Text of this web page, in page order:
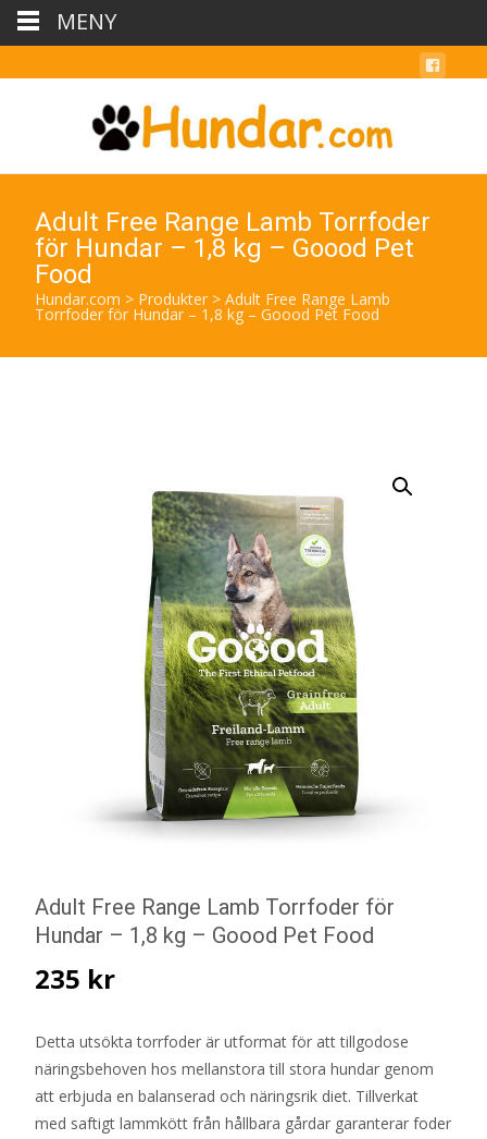
Adult Free Range Lamb Torrfoder
för Hundar – 1,8 kg – Goood Pet
Food
Hundar.com > Produkter > Adult Free Range Lamb
Torrfoder för Hundar – 1,8 kg – Goood Pet Food
Adult Free Range Lamb Torrfoder för
Hundar – 1,8 kg – Goood Pet Food
235 kr
Detta utsökta torrfoder är utformat för att tillgodose
näringsbehoven hos mellanstora till stora hundar genom
att erbjuda en balanserad och näringsrik diet. Tillverkat
med saftigt lammkött från hållbara gårdar garanterar foder
MENY